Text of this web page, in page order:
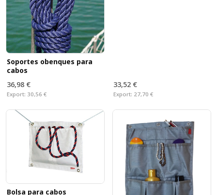
Soportes obenques para
cabos
36,98 €
Export: 30,56 €
33,52 €
Export: 27,70 €
Bolsa para cabos